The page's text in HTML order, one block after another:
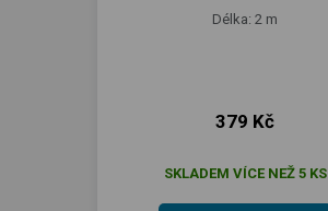
Délka: 2 m
379 Kč
SKLADEM VÍCE NEŽ 5 KS